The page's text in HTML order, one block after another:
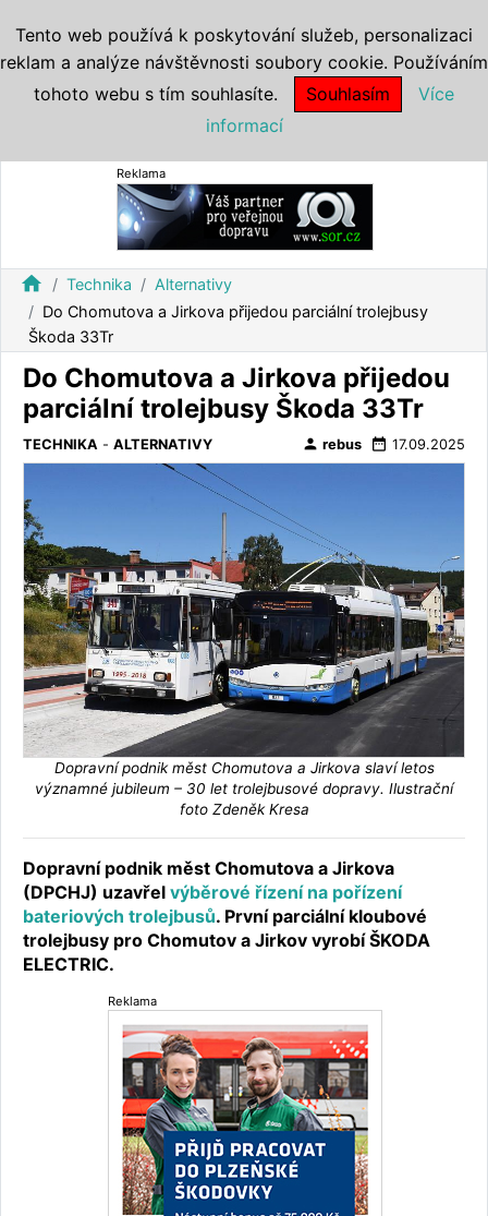
Reklama
home Technika
Alternativy
Do Chomutova a Jirkova přijedou parciální trolejbusy
Škoda 33Tr
Do Chomutova a Jirkova přijedou
parciální trolejbusy Škoda 33Tr
TECHNIKA - ALTERNATIVY person rebus date_range 17.09.2025
Dopravní podnik měst Chomutova a Jirkova slaví letos
významné jubileum – 30 let trolejbusové dopravy. Ilustrační
foto Zdeněk Kresa
Dopravní podnik měst Chomutova a Jirkova
(DPCHJ) uzavřel výběrové řízení na pořízení
bateriových trolejbusů. První parciální kloubové
trolejbusy pro Chomutov a Jirkov vyrobí ŠKODA
ELECTRIC.
Reklama
Tento web používá k poskytování služeb, personalizaci
reklam a analýze návštěvnosti soubory cookie. Používáním
tohoto webu s tím souhlasíte.
Souhlasím
Více
informací